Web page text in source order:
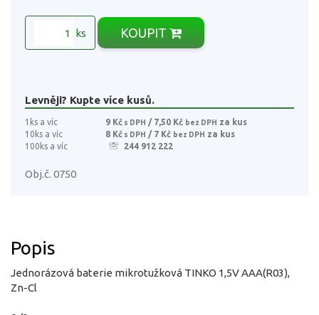
ks KOUPIT
Levněji? Kupte více kusů.
1ks a víc 9 Kč s DPH / 7,50 Kč bez DPH za kus
10ks a víc
8 Kč s DPH / 7 Kč bez DPH za kus
100ks a víc
244 912 222
Obj.č. 0750
Popis
Jednorázová baterie mikrotužková TINKO 1,5V AAA(R03),
Zn-Cl